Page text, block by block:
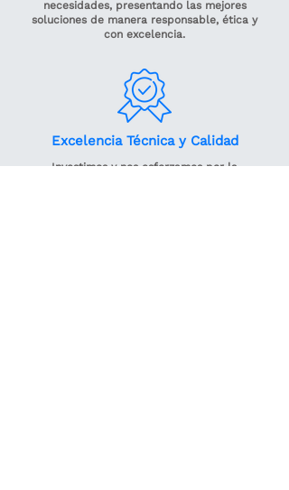
necesidades, presentando las mejores
soluciones de manera responsable, ética y
con excelencia.
Excelencia Técnica y Calidad
Investimos y nos esforzamos por la